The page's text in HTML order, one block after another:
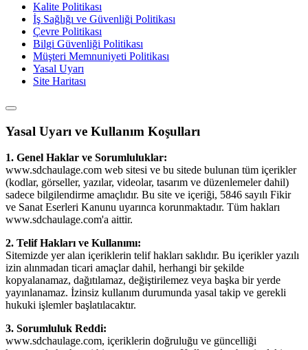
Kalite Politikası
İş Sağlığı ve Güvenliği Politikası
Çevre Politikası
Bilgi Güvenliği Politikası
Müşteri Memnuniyeti Politikası
Yasal Uyarı
Site Haritası
Yasal Uyarı ve Kullanım Koşulları
1. Genel Haklar ve Sorumluluklar:
www.sdchaulage.com web sitesi ve bu sitede bulunan tüm içerikler
(kodlar, görseller, yazılar, videolar, tasarım ve düzenlemeler dahil)
sadece bilgilendirme amaçlıdır. Bu site ve içeriği, 5846 sayılı Fikir
ve Sanat Eserleri Kanunu uyarınca korunmaktadır. Tüm hakları
www.sdchaulage.com'a aittir.
2. Telif Hakları ve Kullanımı:
Sitemizde yer alan içeriklerin telif hakları saklıdır. Bu içerikler yazılı
izin alınmadan ticari amaçlar dahil, herhangi bir şekilde
kopyalanamaz, dağıtılamaz, değiştirilemez veya başka bir yerde
yayınlanamaz. İzinsiz kullanım durumunda yasal takip ve gerekli
hukuki işlemler başlatılacaktır.
3. Sorumluluk Reddi:
www.sdchaulage.com, içeriklerin doğruluğu ve güncelliği